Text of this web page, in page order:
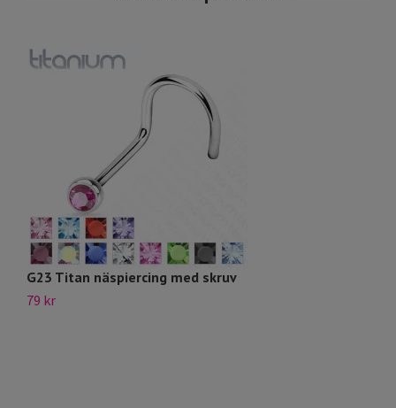
G23 Titan näspiercing med skruv
79 kr